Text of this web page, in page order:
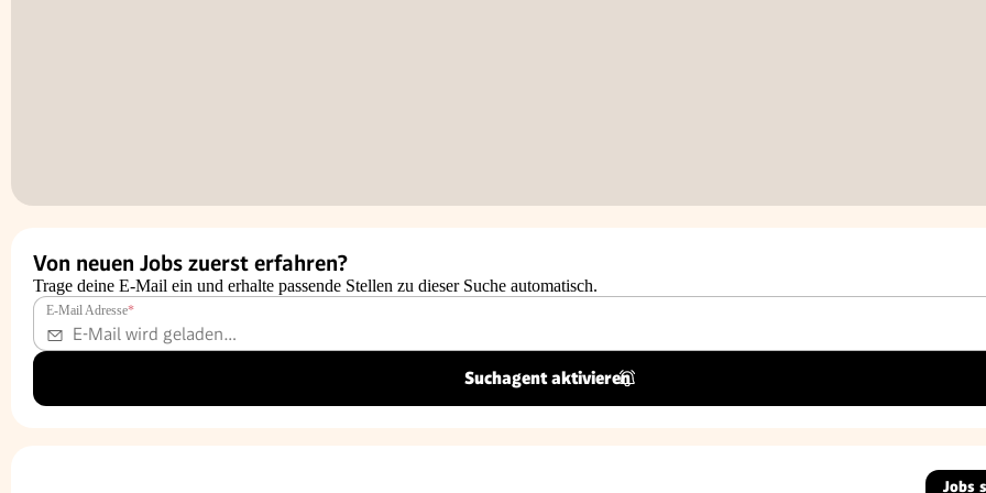
Von neuen Jobs zuerst erfahren?
Trage deine E-Mail ein und erhalte passende Stellen zu dieser Suche automatisch.
E-Mail Adresse*
Suchagent aktivieren
Jobs